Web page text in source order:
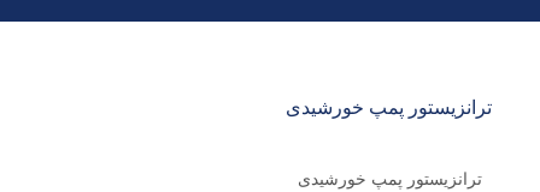
ترانزیستور پمپ خورشیدی
ترانزیستور پمپ خورشیدی